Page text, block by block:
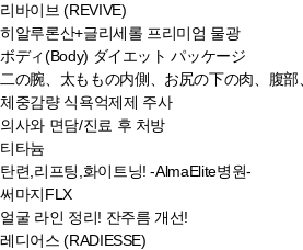
리바이브 (REVIVE)
히알루론산+글리세롤 프리미엄 물광
ボディ(Body) ダイエット パッケージ
二の腕、太ももの内側、お尻の下の肉、腹
체중감량 식욕억제제 주사
의사와 면담/진료 후 처방
티타늄
탄련,리프팅,화이트닝! -AlmaElite병원-
써마지FLX
얼굴 라인 정리! 잔주름 개선!
레디어스 (RADIESSE)